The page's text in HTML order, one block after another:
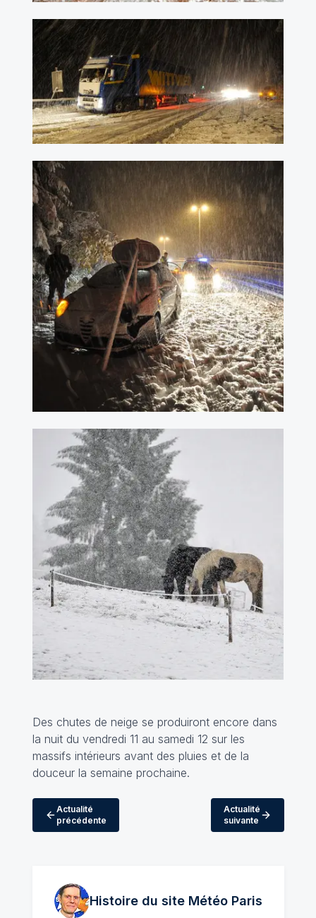
Des chutes de neige se produiront encore dans
la nuit du vendredi 11 au samedi 12 sur les
massifs intérieurs avant des pluies et de la
douceur la semaine prochaine.
Actualité
précédente
Actualité
suivante
Histoire du site MétéoParis